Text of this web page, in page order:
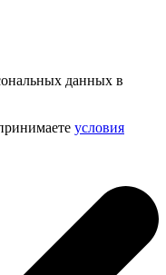
данных в
условия